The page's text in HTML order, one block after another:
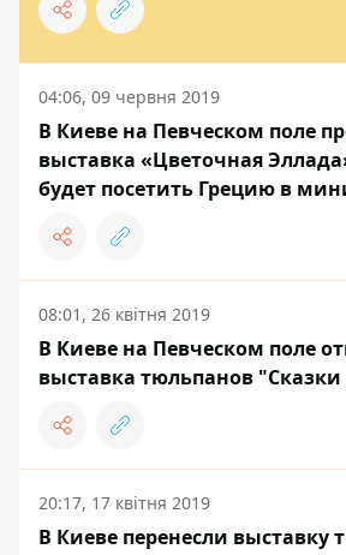
04:06, 09 червня 2019
В Киеве на Певческом поле
выставка «Цветочная
будет посетить Грецию в
08:01, 26 квітня 2019
В Киеве на Певческом поле
выставка тюльпанов
20:17, 17 квітня 2019
В Киеве перенесли выставку